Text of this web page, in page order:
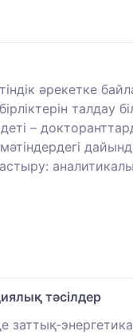
әрекетке
–
тәсілдер
заттық-